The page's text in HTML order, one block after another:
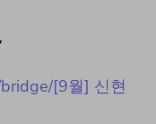
[9월] 신현